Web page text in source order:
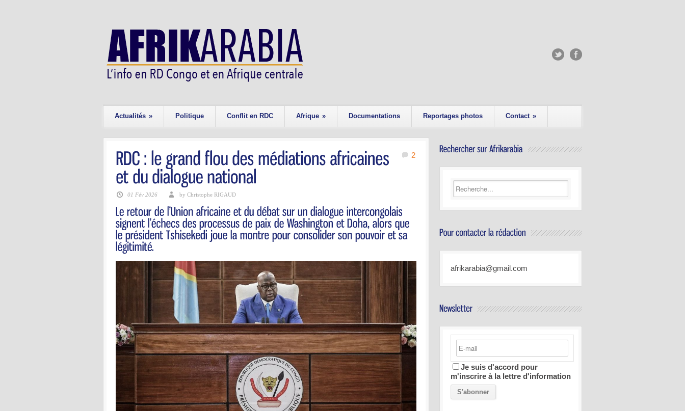
Actualités » Politique Conflit en RDC Afrique » Documentations Reportages photos Contact »
2
01 Fév 2026 by Christophe RIGAUD
afrikarabia@gmail.com
Je suis d'accord pour
m'inscrire à la lettre d'information